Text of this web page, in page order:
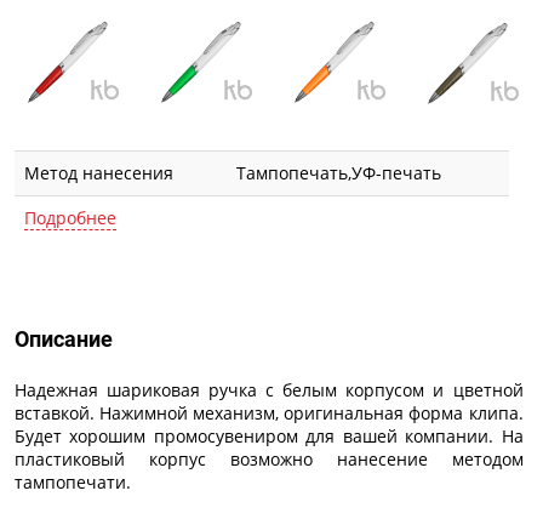
Метод нанесения
Тампопечать,УФ-печать
Подробнее
Описание
Надежная шариковая ручка с белым корпусом и цветной
вставкой. Нажимной механизм, оригинальная форма клипа.
Будет хорошим промосувениром для вашей компании. На
пластиковый корпус возможно нанесение методом
тампопечати.